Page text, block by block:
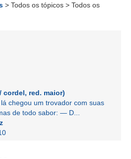
> Todos os tópicos > Todos os
cordel, red. maior)
chegou um trovador com suas
de todo sabor: — D...